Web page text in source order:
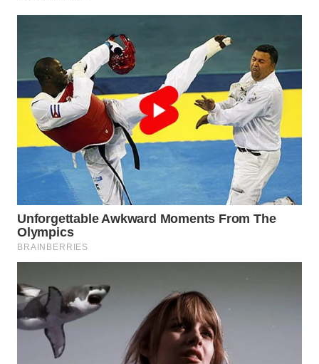
WN
MADURA
WN
SURABAYA
WN
WN
BINTAN
WN
MANDALIKA
WN
LIKUPANG